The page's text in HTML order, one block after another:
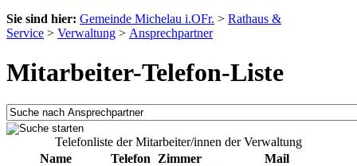
Sie sind hier: Gemeinde Michelau i.OFr. > Rathaus &
Service > Verwaltung > Ansprechpartner
Mitarbeiter-Telefon-Liste
Telefonliste der Mitarbeiter/innen der Verwaltung
Name
Telefon Zimmer Mail